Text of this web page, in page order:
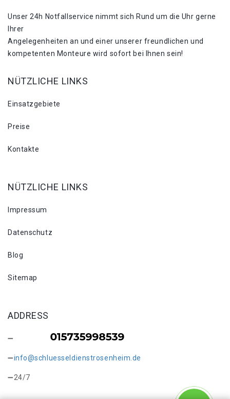
Unser 24h Notfallservice nimmt sich Rund um die Uhr gerne
Ihrer
Angelegenheiten an und einer unserer freundlichen und
kompetenten Monteure wird sofort bei Ihnen sein!
NÜTZLICHE LINKS
Einsatzgebiete
Preise
Kontakte
NÜTZLICHE LINKS
Impressum
Datenschutz
Blog
Sitemap
ADDRESS
info@schluesseldienstrosenheim.de
24/7